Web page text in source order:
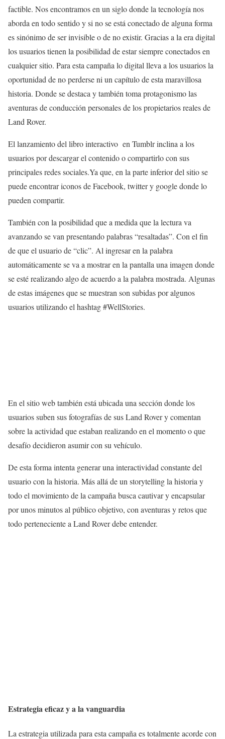
factible. Nos encontramos en un siglo donde la tecnología nos
aborda en todo sentido y si no se está conectado de alguna forma
es sinónimo de ser invisible o de no existir. Gracias a la era digital
los usuarios tienen la posibilidad de estar siempre conectados en
cualquier sitio. Para esta campaña lo digital lleva a los usuarios la
oportunidad de no perderse ni un capítulo de esta maravillosa
historia. Donde se destaca y también toma protagonismo las
aventuras de conducción personales de los propietarios reales de
Land Rover.
El lanzamiento del libro interactivo en Tumblr inclina a los
usuarios por descargar el contenido o compartirlo con sus
principales redes sociales.Ya que, en la parte inferior del sitio se
puede encontrar iconos de Facebook, twitter y google donde lo
pueden compartir.
También con la posibilidad que a medida que la lectura va
avanzando se van presentando palabras “resaltadas”. Con el fin
de que el usuario de “clic”. Al ingresar en la palabra
automáticamente se va a mostrar en la pantalla una imagen donde
se esté realizando algo de acuerdo a la palabra mostrada. Algunas
de estas imágenes que se muestran son subidas por algunos
usuarios utilizando el hashtag #WellStories.
En el sitio web también está ubicada una sección donde los
usuarios suben sus fotografías de sus Land Rover y comentan
sobre la actividad que estaban realizando en el momento o que
desafío decidieron asumir con su vehículo.
De esta forma intenta generar una interactividad constante del
usuario con la historia. Más allá de un storytelling la historia y
todo el movimiento de la campaña busca cautivar y encapsular
por unos minutos al público objetivo, con aventuras y retos que
todo perteneciente a Land Rover debe entender.
Estrategia eficaz y a la vanguardia
La estrategia utilizada para esta campaña es totalmente acorde con